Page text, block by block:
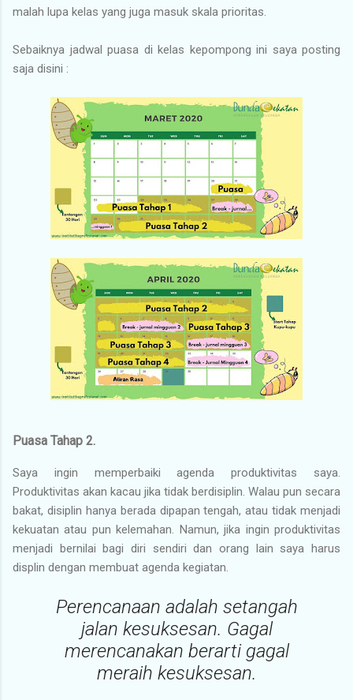
malah lupa kelas yang juga masuk skala prioritas.
Sebaiknya jadwal puasa di kelas kepompong ini saya posting
saja disini :
Puasa Tahap 2.
Saya ingin memperbaiki agenda produktivitas saya.
Produktivitas akan kacau jika tidak berdisiplin. Walau pun secara
bakat, disiplin hanya berada dipapan tengah, atau tidak menjadi
kekuatan atau pun kelemahan. Namun, jika ingin produktivitas
menjadi bernilai bagi diri sendiri dan orang lain saya harus
displin dengan membuat agenda kegiatan.
Perencanaan adalah setangah
jalan kesuksesan. Gagal
merencanakan berarti gagal
meraih kesuksesan.